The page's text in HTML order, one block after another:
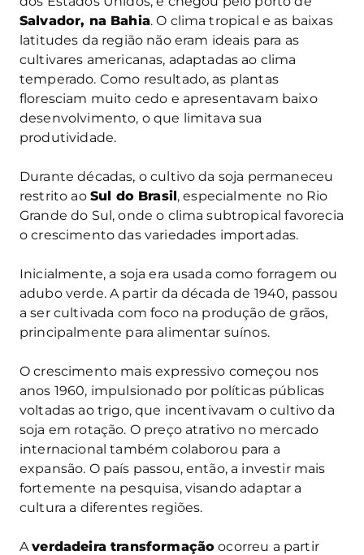
Salvador, na Bahia. O clima tropical e as baixas
latitudes da região não eram ideais para as
cultivares americanas, adaptadas ao clima
temperado. Como resultado, as plantas
floresciam muito cedo e apresentavam baixo
desenvolvimento, o que limitava sua
produtividade.
Durante décadas, o cultivo da soja permaneceu
restrito ao Sul do Brasil, especialmente no Rio
Grande do Sul, onde o clima subtropical favorecia
o crescimento das variedades importadas.
Inicialmente, a soja era usada como forragem ou
adubo verde. A partir da década de 1940, passou
a ser cultivada com foco na produção de grãos,
principalmente para alimentar suínos.
O crescimento mais expressivo começou nos
anos 1960, impulsionado por políticas públicas
voltadas ao trigo, que incentivavam o cultivo da
soja em rotação. O preço atrativo no mercado
internacional também colaborou para a
expansão. O país passou, então, a investir mais
fortemente na pesquisa, visando adaptar a
cultura a diferentes regiões.
Averdadeira transformação ocorreu a partir